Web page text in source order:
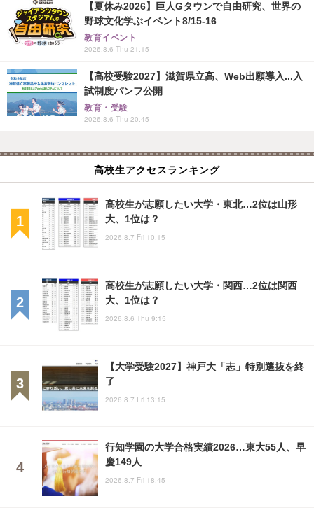
【夏休み2026】巨人Gタウンで自由研究、世界の
野球文化学ぶイベント8/15-16
教育イベント
2026.8.6 Thu 21:15
【高校受験2027】滋賀県立高、Web出願導入...入
試制度パンフ公開
教育・受験
2026.8.6 Thu 20:45
高校生アクセスランキング
高校生が志願したい大学・東北…2位は山形
大、1位は？
2026.8.7 Fri 10:15
高校生が志願したい大学・関西…2位は関西
大、1位は？
2026.8.6 Thu 9:15
【大学受験2027】神戸大「志」特別選抜を終
了
2026.8.7 Fri 13:15
行知学園の大学合格実績2026…東大55人、早
慶149人
2026.8.7 Fri 18:45